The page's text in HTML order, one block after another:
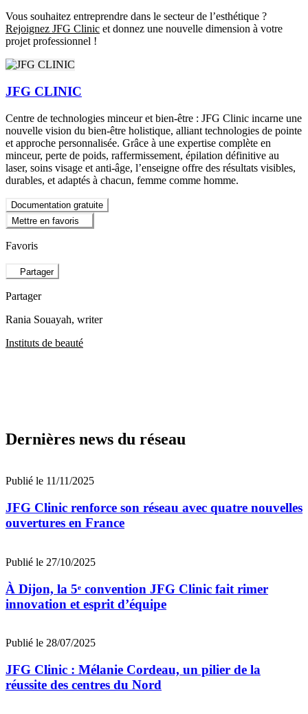
Vous souhaitez entreprendre dans le secteur de l’esthétique ?
Rejoignez JFG Clinic et donnez une nouvelle dimension à votre
projet professionnel !
JFG CLINIC
Centre de technologies minceur et bien-être : JFG Clinic incarne une
nouvelle vision du bien-être holistique, alliant technologies de pointe
et approche personnalisée. Grâce à une expertise complète en
minceur, perte de poids, raffermissement, épilation définitive au
laser, soins visage et anti-âge, l’enseigne offre des résultats visibles,
durables, et adaptés à chacun, femme comme homme.
Documentation gratuite
Mettre en favoris
Favoris
Partager
Partager
Rania Souayah, writer
Instituts de beauté
Dernières news du réseau
Publié le 11/11/2025
JFG Clinic renforce son réseau avec quatre nouvelles
ouvertures en France
Publié le 27/10/2025
À Dijon, la 5ᵉ convention JFG Clinic fait rimer
innovation et esprit d’équipe
Publié le 28/07/2025
JFG Clinic : Mélanie Cordeau, un pilier de la
réussite des centres du Nord